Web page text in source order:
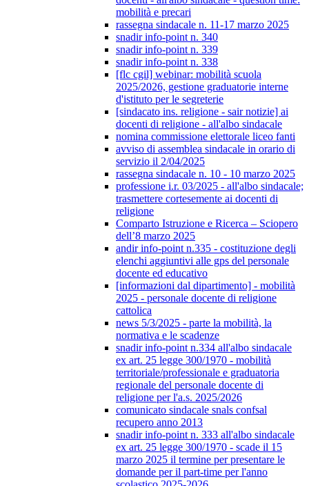
mobilità e precari
rassegna sindacale n. 11-17 marzo 2025
snadir info-point n. 340
snadir info-point n. 339
snadir info-point n. 338
[flc cgil] webinar: mobilità scuola
2025/2026, gestione graduatorie interne
d'istituto per le segreterie
[sindacato ins. religione - sair notizie] ai
docenti di religione - all'albo sindacale
nomina commissione elettorale liceo fanti
avviso di assemblea sindacale in orario di
servizio il 2/04/2025
rassegna sindacale n. 10 - 10 marzo 2025
professione i.r. 03/2025 - all'albo sindacale;
trasmettere cortesemente ai docenti di
religione
Comparto Istruzione e Ricerca – Sciopero
dell’8 marzo 2025
andir info-point n.335 - costituzione degli
elenchi aggiuntivi alle gps del personale
docente ed educativo
[informazioni dal dipartimento] - mobilità
2025 - personale docente di religione
cattolica
news 5/3/2025 - parte la mobilità, la
normativa e le scadenze
snadir info-point n.334 all'albo sindacale
ex art. 25 legge 300/1970 - mobilità
territoriale/professionale e graduatoria
regionale del personale docente di
religione per l'a.s. 2025/2026
comunicato sindacale snals confsal
recupero anno 2013
snadir info-point n. 333 all'albo sindacale
ex art. 25 legge 300/1970 - scade il 15
marzo 2025 il termine per presentare le
domande per il part-time per l'anno